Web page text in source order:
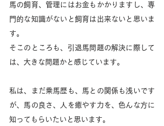
馬の飼育、管理にはお金もかかりますし、専
門的な知識がないと飼育は出来ないと思いま
す。
そこのところも、引退馬問題の解決に際して
は、大きな問題かと感じています。
私は、まだ乗馬歴も、馬との関係も浅いです
が、馬の良さ、人を癒やす力を、色んな方に
知ってもらいたいと思います。